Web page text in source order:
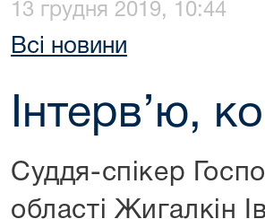
13 грудня 2019, 10:44
Всі новини
Інтерв’ю,
Суддя-спікер
області Жигалкін